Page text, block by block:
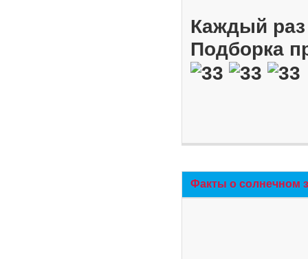
Каждый
Подборка
Факты о солнечном